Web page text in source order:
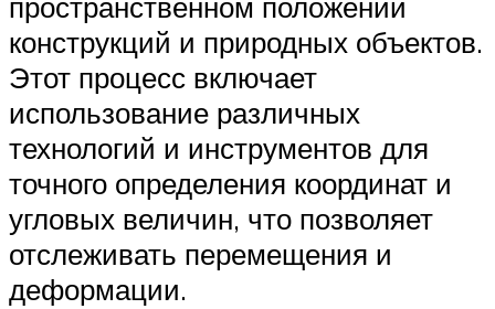
конструкций и природных объектов.
Этот процесс включает
использование различных
технологий и инструментов для
точного определения координат и
угловых величин, что позволяет
отслеживать перемещения и
деформации.